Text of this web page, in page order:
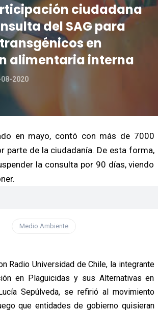
ciudadana
del SAG para
en
alimentaria interna
2020
en mayo, contó con más de 7000
parte de la ciudadanía. De esta forma,
la consulta por 90 días, viendo
Medio Ambiente
Radio Universidad de Chile, la integrante
en Plaguicidas y sus Alternativas en
Sepúlveda, se refirió al movimiento
que entidades de gobierno quisieran